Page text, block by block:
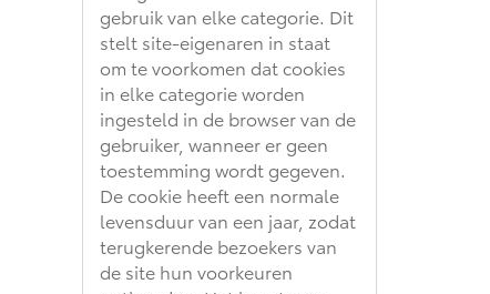
gebruik van elke categorie. Dit
stelt site-eigenaren in staat
om te voorkomen dat cookies
in elke categorie worden
ingesteld in de browser van de
gebruiker, wanneer er geen
toestemming wordt gegeven.
De cookie heeft een normale
levensduur van een jaar, zodat
terugkerende bezoekers van
de site hun voorkeuren